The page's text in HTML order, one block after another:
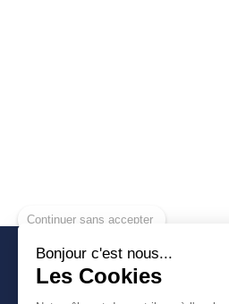
Bonjour c'est nous...
Les Cookies